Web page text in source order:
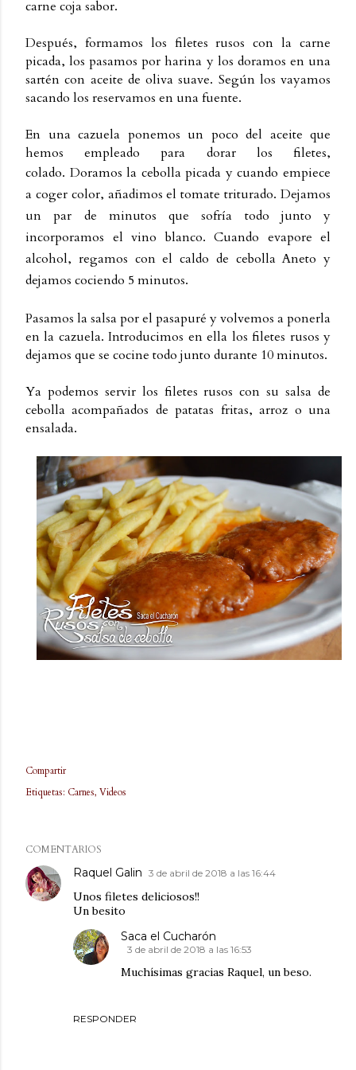
carne coja sabor.
Después, formamos los filetes rusos con la carne
picada, los pasamos por harina y los doramos en una
sartén con aceite de oliva suave. Según los vayamos
sacando los reservamos en una fuente.
En una cazuela ponemos un poco del aceite que
hemos empleado para dorar los filetes,
colado. Doramos la cebolla picada y cuando empiece
a coger color, añadimos el tomate triturado. Dejamos
un par de minutos que sofría todo junto y
incorporamos el vino blanco. Cuando evapore el
alcohol, regamos con el caldo de cebolla Aneto y
dejamos cociendo 5 minutos.
Pasamos la salsa por el pasapuré y volvemos a ponerla
en la cazuela. Introducimos en ella los filetes rusos y
dejamos que se cocine todo junto durante 10 minutos.
Ya podemos servir los filetes rusos con su salsa de
cebolla acompañados de patatas fritas, arroz o una
ensalada.
Compartir
Etiquetas: Carnes Videos
COMENTARIOS
Raquel Galin 3 de abril de 2018 a las 16:44
Unos filetes deliciosos!!
Un besito
RESPONDER
Saca el Cucharón
3 de abril de 2018 a las 16:53
Muchísimas gracias Raquel, un beso.